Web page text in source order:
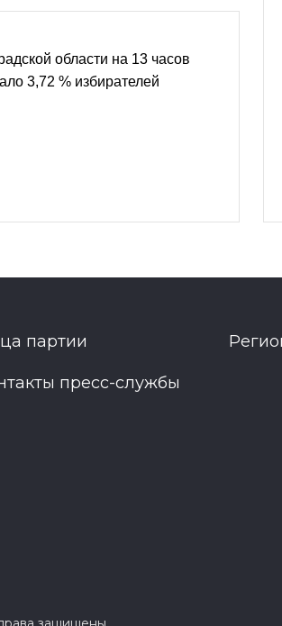
области на 13 часов
3,72 % избирателей
партии
пресс-службы